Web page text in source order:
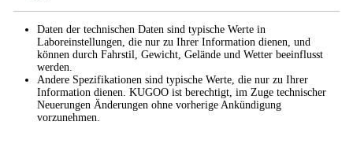
Daten der technischen Daten sind typische Werte in
Laboreinstellungen, die nur zu Ihrer Information dienen, und
können durch Fahrstil, Gewicht, Gelände und Wetter beeinflusst
werden.
Andere Spezifikationen sind typische Werte, die nur zu Ihrer
Information dienen. KUGOO ist berechtigt, im Zuge technischer
Neuerungen Änderungen ohne vorherige Ankündigung
vorzunehmen.